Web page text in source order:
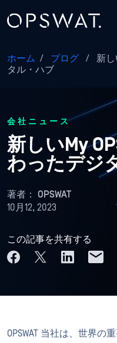
ホーム / ブログ /
新し
タル・ハブ
会社ニュース
新しいMy
わったデジ
著者： OPSWAT
10月12, 2023
この記事を共有する
OPSWAT 当社は、世界の